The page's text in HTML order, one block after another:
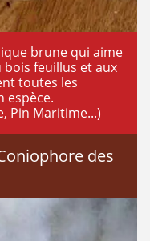
brune qui aime
feuillus et aux
toutes les
espèce.
Pin Maritime...)
des